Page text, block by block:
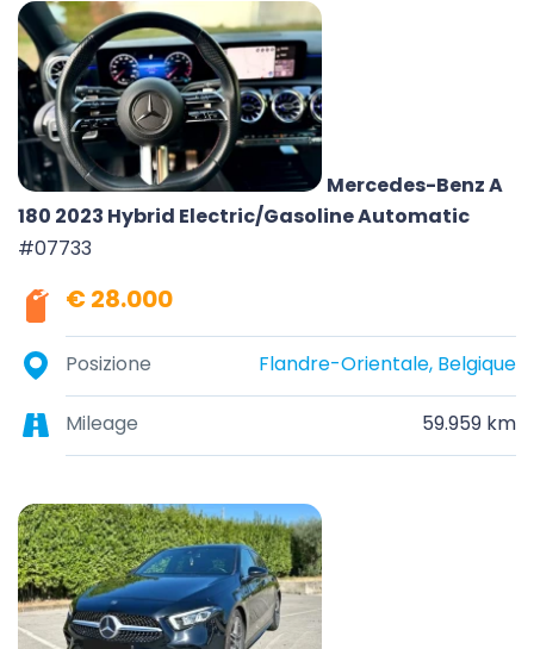
Mercedes-Benz A
180 2023 Hybrid Electric/Gasoline Automatic
#07733
€ 28.000
Posizione Flandre-Orientale, Belgique
Mileage 59.959 km